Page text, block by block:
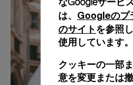
は、 Googleのプ
のサイト を参照
使用しています。
クッキーの一部
意を変更または